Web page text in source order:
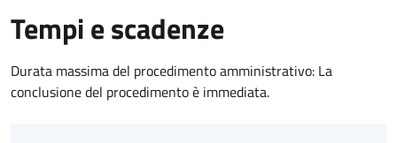
Tempi e scadenze
Durata massima del procedimento amministrativo: La
conclusione del procedimento è immediata.